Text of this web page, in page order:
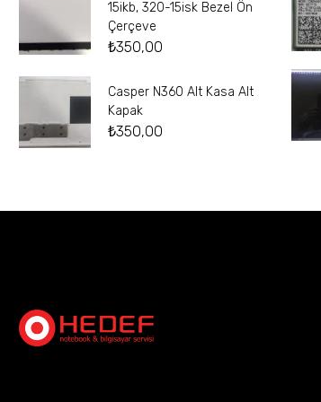
15ikb, 320-15isk Bezel Ön
Çerçeve
₺350,00
Casper N360 Alt Kasa Alt
Kapak
₺350,00